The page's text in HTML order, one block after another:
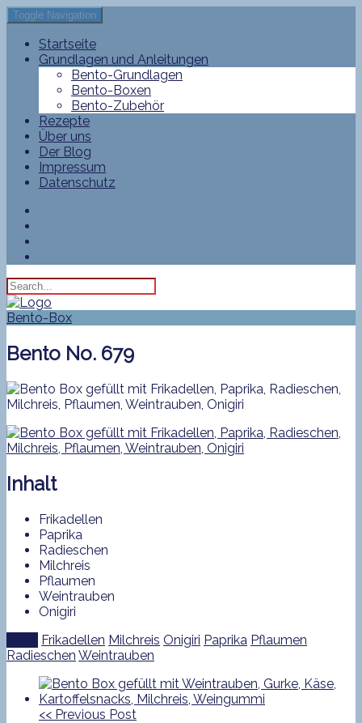
Toggle Navigation
Startseite
Grundlagen und Anleitungen
Bento-Grundlagen
Bento-Boxen
Bento-Zubehör
Rezepte
Über uns
Der Blog
Impressum
Datenschutz
Bento-Box
Bento No. 679
Inhalt
Frikadellen
Paprika
Radieschen
Milchreis
Pflaumen
Weintrauben
Onigiri
Frikadellen Milchreis Onigiri Paprika Pflaumen
Radieschen Weintrauben
<< Previous Post